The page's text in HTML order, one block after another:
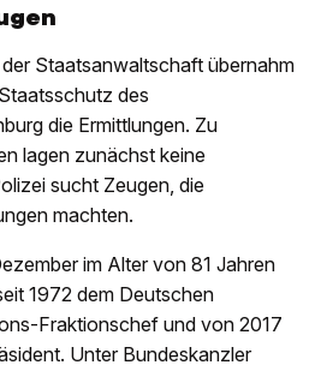
Staatsanwaltschaft übernahm
des
die Ermittlungen. Zu
lagen zunächst keine
sucht Zeugen, die
machten.
im Alter von 81 Jahren
1972 dem Deutschen
Fraktionschef und von 2017
Unter Bundeskanzler